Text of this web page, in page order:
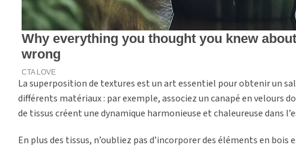
La superposition de textures est un art essentiel pour obtenir un
différents matériaux : par exemple, associez un canapé en velours
de tissus créent une dynamique harmonieuse et chaleureuse dans
En plus des tissus, n’oubliez pas d’incorporer des éléments en